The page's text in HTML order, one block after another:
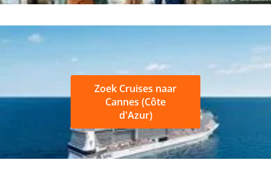
Zoek Cruises naar
Cannes (Côte
d'Azur)